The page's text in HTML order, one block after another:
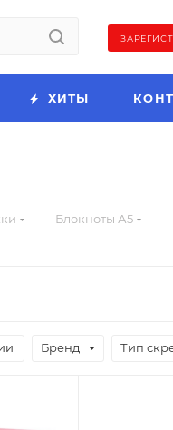
ХИТЫ
— Блокноты А5
Бренд Тип